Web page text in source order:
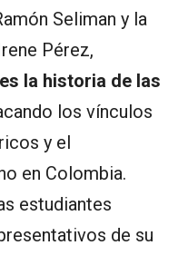
Seliman y la
Pérez,
la historia de las
los vínculos
y el
en Colombia.
estudiantes
de su